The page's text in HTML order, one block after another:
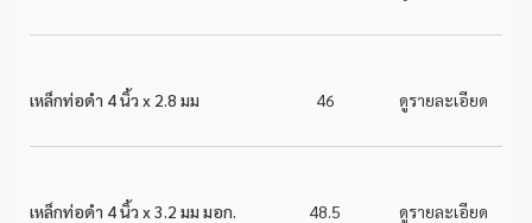
เหล็กท่อดำ 4 นิ้ว x 2.8 มม 46 ดูรายละเอียด
เหล็กท่อดำ 4 นิ้ว x 3.2 มม มอก. 48.5 ดูรายละเอียด